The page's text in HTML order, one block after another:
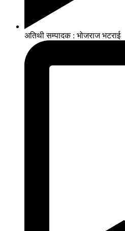
अतिथी सम्पादक : भोजराज भटराई